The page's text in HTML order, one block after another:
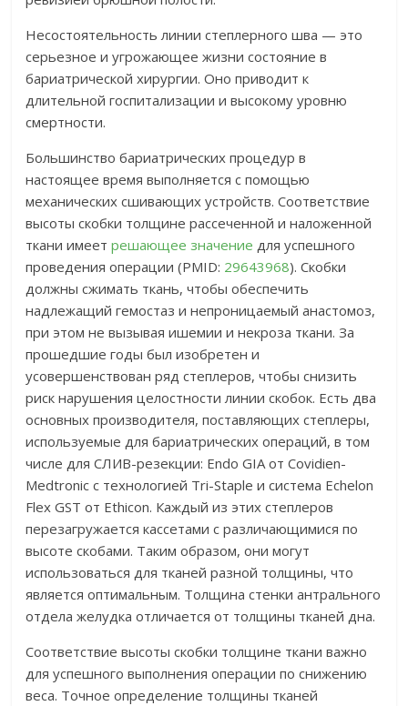
Несостоятельность линии степлерного шва — это
серьезное и угрожающее жизни состояние в
бариатрической хирургии. Оно приводит к
длительной госпитализации и высокому уровню
смертности.
Большинство бариатрических процедур в
настоящее время выполняется с помощью
механических сшивающих устройств. Соответствие
высоты скобки толщине рассеченной и наложенной
ткани имеет решающее значение для успешного
проведения операции (PMID: 29643968). Скобки
должны сжимать ткань, чтобы обеспечить
надлежащий гемостаз и непроницаемый анастомоз,
при этом не вызывая ишемии и некроза ткани. За
прошедшие годы был изобретен и
усовершенствован ряд степлеров, чтобы снизить
риск нарушения целостности линии скобок. Есть два
основных производителя, поставляющих степлеры,
используемые для бариатрических операций, в том
числе для СЛИВ-резекции: Endo GIA от Covidien-
Medtronic с технологией Tri-Staple и система Echelon
Flex GST от Ethicon. Каждый из этих степлеров
перезагружается кассетами с различающимися по
высоте скобами. Таким образом, они могут
использоваться для тканей разной толщины, что
является оптимальным. Толщина стенки антрального
отдела желудка отличается от толщины тканей дна.
Соответствие высоты скобки толщине ткани важно
для успешного выполнения операции по снижению
веса. Точное определение толщины тканей